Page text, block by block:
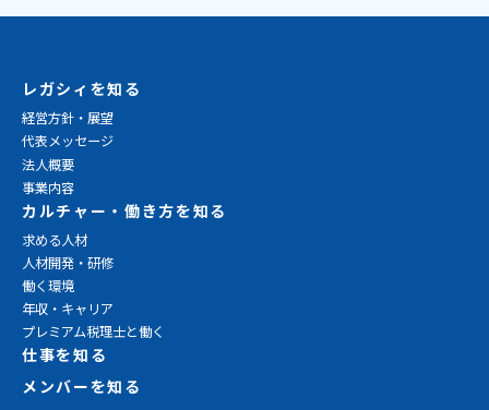
レガシィを知る
経営方針・展望
代表メッセージ
法人概要
事業内容
カルチャー・働き方を知る
求める人材
人材開発・研修
働く環境
年収・キャリア
プレミアム税理士と働く
仕事を知る
メンバーを知る